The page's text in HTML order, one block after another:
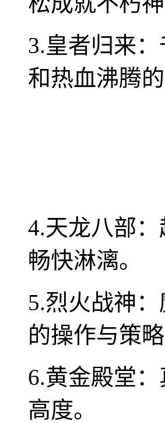
3.皇者归来
和热血沸腾的
4.天龙八部
畅快淋漓。
5.烈火战神
的操作与策略
6.黄金殿堂
高度。